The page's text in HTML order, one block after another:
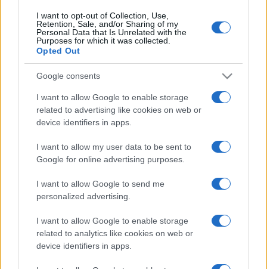
I want to opt-out of Collection, Use,
Retention, Sale, and/or Sharing of my
Personal Data that Is Unrelated with the
Purposes for which it was collected.
Opted Out
Google consents
I want to allow Google to enable storage
related to advertising like cookies on web or
device identifiers in apps.
I want to allow my user data to be sent to
Google for online advertising purposes.
I want to allow Google to send me
personalized advertising.
I want to allow Google to enable storage
related to analytics like cookies on web or
device identifiers in apps.
Benedetta Marino e l’appello per
un futuro più sicuro per i giovani
14 ore fa
Calciomercato Roma: Gasperini
società e futuro incerto
17 ore fa
PIÙ LETTE
stradale a rischio tra indifferenza e
irresponsabilità